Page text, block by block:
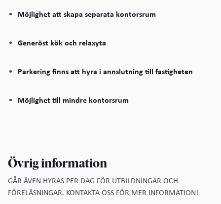
Möjlighet att skapa separata kontorsrum
Generöst kök och relaxyta
Parkering finns att hyra i annslutning till fastigheten
Möjlighet till mindre kontorsrum
Övrig information
GÅR ÄVEN HYRAS PER DAG FÖR UTBILDNINGAR OCH
FÖRELÄSNINGAR. KONTAKTA OSS FÖR MER INFORMATION!